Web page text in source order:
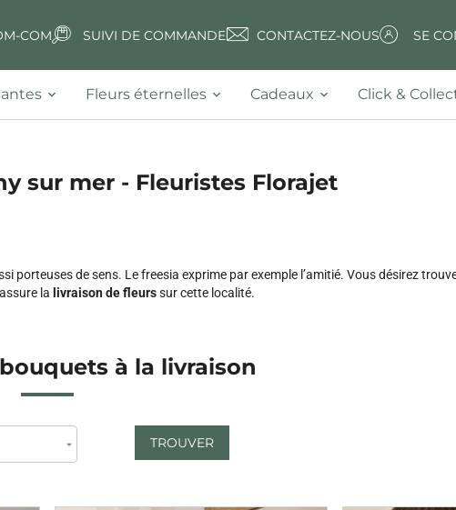
COM SUIVI DE COMMANDE CONTACTEZ-NOUS SE
Fleurs éternelles Cadeaux Click &
sur mer - Fleuristes Florajet
de sens. Le freesia exprime par exemple l’amitié. Vous désirez
la livraison de fleurssur cette localité.
à la livraison
TROUVER